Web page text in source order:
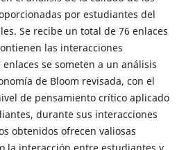
por estudiantes del
Se recibe un total de 76 enlaces
las interacciones
se someten a un análisis
de Bloom revisada, con el
de pensamiento crítico aplicado
durante sus interacciones
obtenidos ofrecen valiosas